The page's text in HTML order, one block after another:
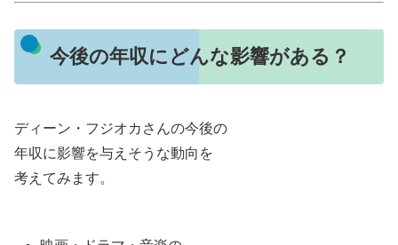
今後の年収にどんな影響がある？
ディーン・フジオカさんの今後の
年収に影響を与えそうな動向を
考えてみます。